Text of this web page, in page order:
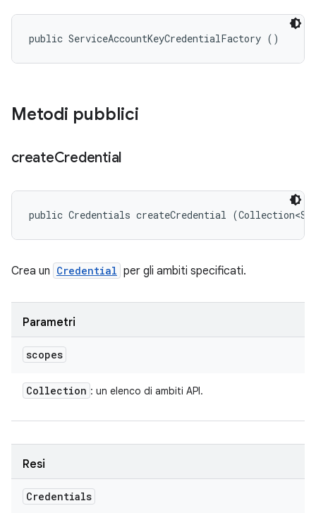
public ServiceAccountKeyCredentialFactory ()
Metodi pubblici
createCredential
public Credentials createCredential
Crea un Credential per gli ambiti specificati.
Parametri
scopes
Collection : un elenco di ambiti API.
Resi
Credentials